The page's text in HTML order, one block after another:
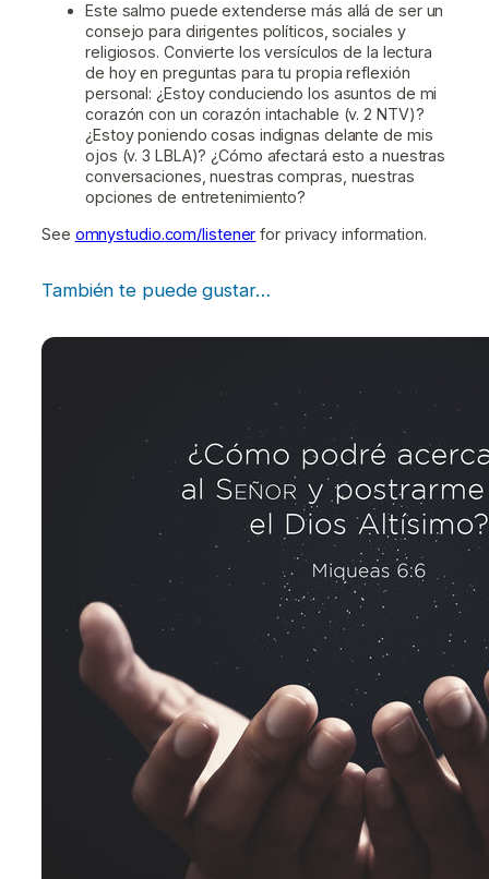
Este salmo puede extenderse más allá de ser un
consejo para dirigentes políticos, sociales y
religiosos. Convierte los versículos de la lectura
de hoy en preguntas para tu propia reflexión
personal: ¿Estoy conduciendo los asuntos de mi
corazón con un corazón intachable (v. 2 NTV)?
¿Estoy poniendo cosas indignas delante de mis
ojos (v. 3 LBLA)? ¿Cómo afectará esto a nuestras
conversaciones, nuestras compras, nuestras
opciones de entretenimiento?
See omnystudio.com/listener for privacy information.
También te puede gustar…